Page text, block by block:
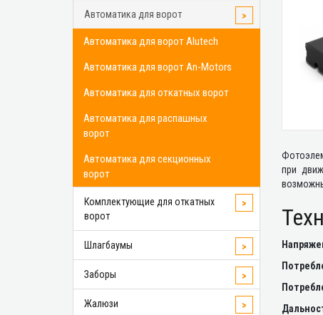
Автоматика для ворот
Автоматика для ворот Alutech
Автоматика для ворот An-Motors
Автоматика для откатных ворот
Автоматика для распашных
ворот
Автоматика для секционных
ворот
>
Комплектующие для откатных
ворот
>
Шлагбаумы >
Заборы >
Жалюзи >
при